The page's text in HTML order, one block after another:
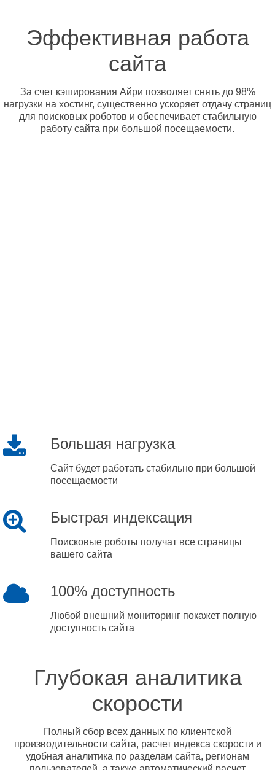
Эффективная работа
сайта
За счет кэширования Айри позволяет снять до 98%
нагрузки на хостинг, существенно ускоряет отдачу страниц
для поисковых роботов и обеспечивает стабильную
работу сайта при большой посещаемости.
Большая нагрузка
Сайт будет работать стабильно при большой
посещаемости
Быстрая индексация
Поисковые роботы получат все страницы
вашего сайта
100% доступность
Любой внешний мониторинг покажет полную
доступность сайта
Глубокая аналитика
скорости
Полный сбор всех данных по клиентской
производительности сайта, расчет индекса скорости и
удобная аналитика по разделам сайта, регионам